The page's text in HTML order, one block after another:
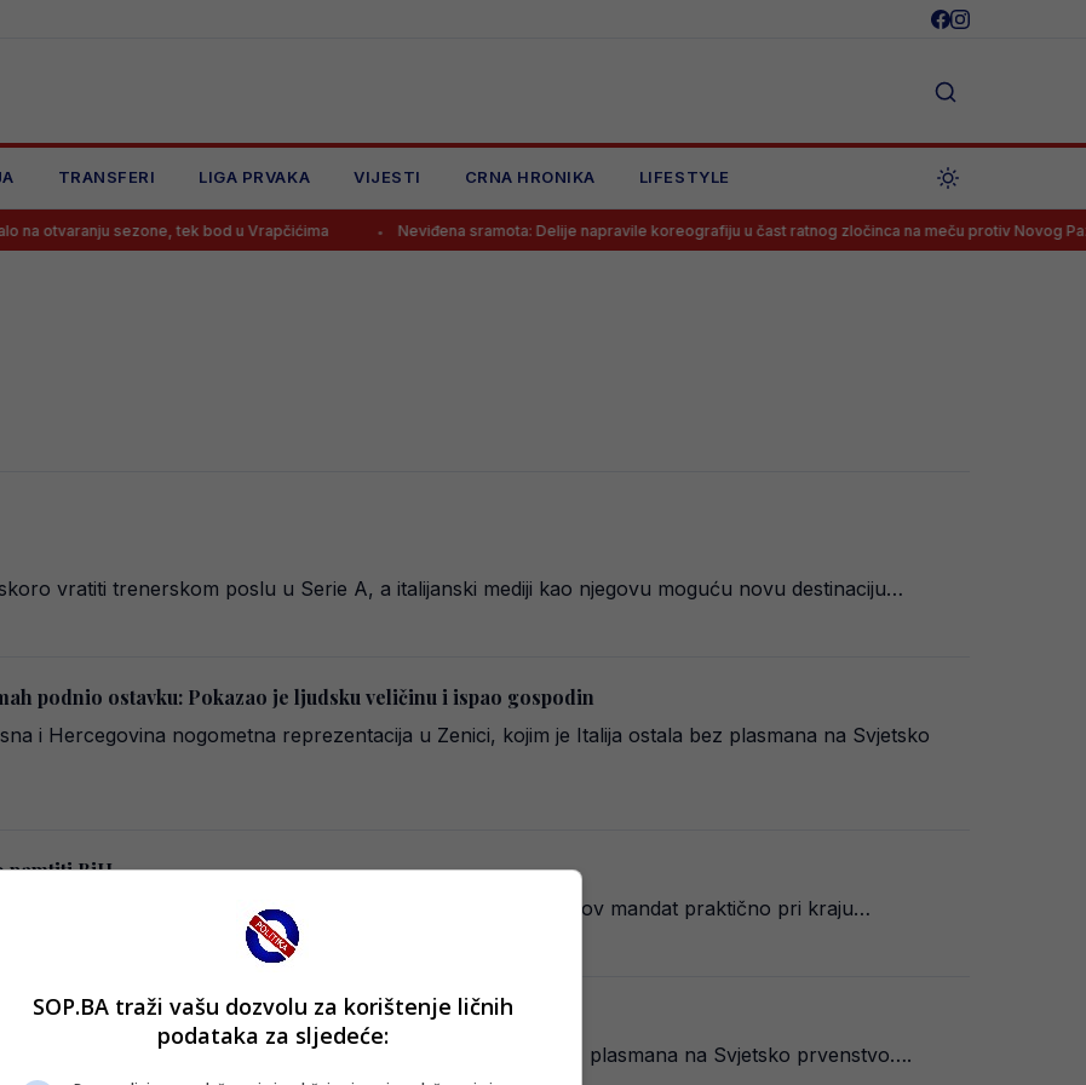
TRANSFERI LIGA PRVAKA VIJESTI CRNA HRONIKA LIFESTYLE
otvaranju sezone, tek bod u Vrapčićima Neviđena sramota: Delije napravile koreografiju u čast ratnog zločinca na meču protiv Novog Pazara
vratiti trenerskom poslu u Serie A, a italijanski mediji kao njegovu moguću novu destinaciju…
podnio ostavku: Pokazao je ljudsku veličinu i ispao gospodin
i Hercegovina nogometna reprezentacija u Zenici, kojim je Italija ostala bez plasmana na Svjetsko
pamtiti BiH
o budućnosti selektora, a sve glasnije se govori da je njegov mandat praktično pri kraju…
nakon debakla u Zenici
udarac na međunarodnoj sceni, ostavši i treći put zaredom bez plasmana na Svjetsko prvenstvo….
SOP.BA traži vašu dozvolu za korištenje ličnih
podataka za sljedeće: